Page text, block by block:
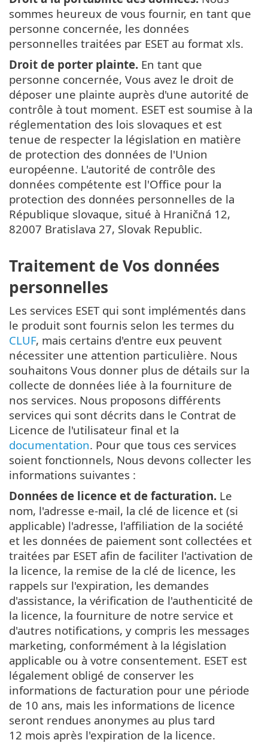
sommes heureux de vous fournir, en tant que
personne concernée, les données
personnelles traitées par ESET au format xls.
Droit de porter plainte. En tant que
personne concernée, Vous avez le droit de
déposer une plainte auprès d'une autorité de
contrôle à tout moment. ESET est soumise à la
réglementation des lois slovaques et est
tenue de respecter la législation en matière
de protection des données de l'Union
européenne. L'autorité de contrôle des
données compétente est l'Office pour la
protection des données personnelles de la
République slovaque, situé à Hraničná 12,
82007 Bratislava 27, Slovak Republic.
Traitement de Vos données
personnelles
Les services ESET qui sont implémentés dans
le produit sont fournis selon les termes du
CLUF, mais certains d'entre eux peuvent
nécessiter une attention particulière. Nous
souhaitons Vous donner plus de détails sur la
collecte de données liée à la fourniture de
nos services. Nous proposons différents
services qui sont décrits dans le Contrat de
Licence de l'utilisateur final et la
documentation. Pour que tous ces services
soient fonctionnels, Nous devons collecter les
informations suivantes :
Données de licence et de facturation. Le
nom, l'adresse e-mail, la clé de licence et (si
applicable) l'adresse, l'affiliation de la société
et les données de paiement sont collectées et
traitées par ESET afin de faciliter l'activation de
la licence, la remise de la clé de licence, les
rappels sur l'expiration, les demandes
d'assistance, la vérification de l'authenticité de
la licence, la fourniture de notre service et
d'autres notifications, y compris les messages
marketing, conformément à la législation
applicable ou à votre consentement. ESET est
légalement obligé de conserver les
informations de facturation pour une période
de 10 ans, mais les informations de licence
seront rendues anonymes au plus tard
12 mois après l'expiration de la licence.